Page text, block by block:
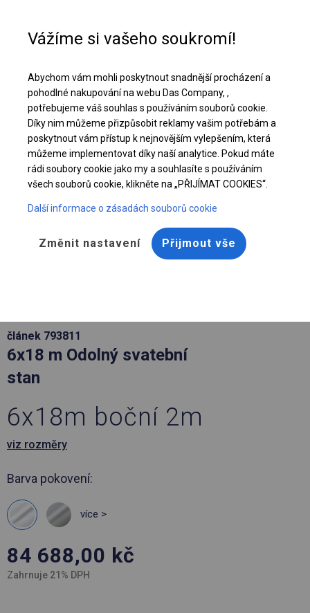
Stáhněte si nabídku PDF
článek 793811
6x18 m Odolný svatební
stan
6x18m boční 2m
viz rozměry
Barva pokovení:
více >
84 688,00 kč
Zahrnuje 21% DPH
Vážíme si vašeho soukromí!
Abychom vám mohli poskytnout snadnější procházení a
pohodlné nakupování na webu Das Company, ,
potřebujeme váš souhlas s používáním souborů cookie.
Díky nim můžeme přizpůsobit reklamy vašim potřebám a
poskytnout vám přístup k nejnovějším vylepšením, která
můžeme implementovat díky naší analytice. Pokud máte
rádi soubory cookie jako my a souhlasíte s používáním
všech souborů cookie, klikněte na „PŘIJÍMAT COOKIES“.
Další informace o zásadách souborů cookie
Změnit nastavení Přijmout vše